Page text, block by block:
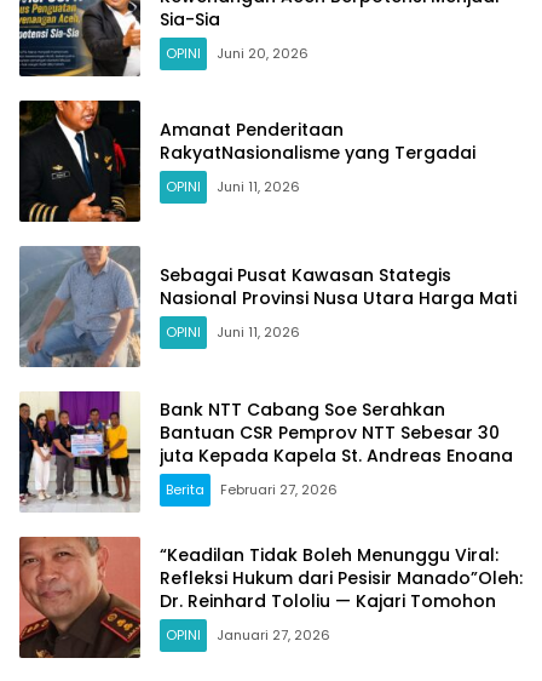
Sia-Sia
OPINI Juni 20, 2026
Amanat Penderitaan
RakyatNasionalisme yang Tergadai
OPINI Juni 11, 2026
Sebagai Pusat Kawasan Stategis
Nasional Provinsi Nusa Utara Harga Mati
OPINI Juni 11, 2026
Bank NTT Cabang Soe Serahkan
Bantuan CSR Pemprov NTT Sebesar 30
juta Kepada Kapela St. Andreas Enoana
Berita Februari 27, 2026
“Keadilan Tidak Boleh Menunggu Viral:
Refleksi Hukum dari Pesisir Manado”Oleh:
Dr. Reinhard Tololiu — Kajari Tomohon
OPINI Januari 27, 2026